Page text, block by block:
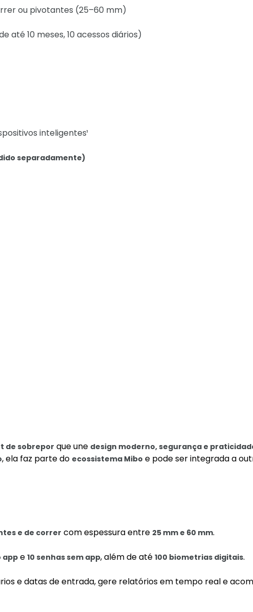
ou pivotantes (25–60 mm)
até 10 meses, 10 acessos diários)
inteligentes¹
separadamente)
de sobrepor que une design moderno, segurança e
, ela faz parte do ecossistema Mibo e pode ser integrada a
e de correr com espessura entre 25 mm e 60 mm.
appe 10 senhas sem app, além de até 100 biometrias digitais.
e datas de entrada, gere relatórios em tempo real e